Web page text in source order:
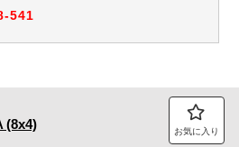
541
(8x4) お気に入り